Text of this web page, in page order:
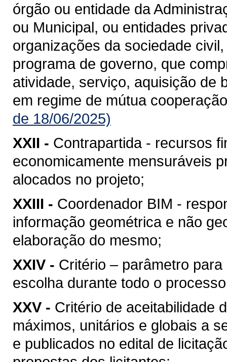
órgão ou entidade da
ou Municipal, ou entidades
organizações da sociedade
programa de governo, que
atividade, serviço, aquisição de
em regime de mútua
de 18/06/2025)
XXII - Contrapartida - recursos
economicamente mensuráveis
alocados no projeto;
XXIII - Coordenador BIM -
informação geométrica e não
elaboração do mesmo;
XXIV - Critério – parâmetro
escolha durante todo o
XXV - Critério de aceitabilidade
máximos, unitários e globais a
e publicados no edital de